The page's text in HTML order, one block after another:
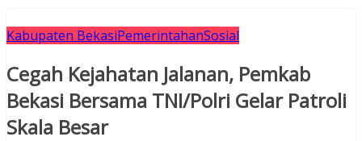
Kabupaten BekasiPemerintahanSosial
Cegah Kejahatan Jalanan, Pemkab
Bekasi Bersama TNI/Polri Gelar Patroli
Skala Besar